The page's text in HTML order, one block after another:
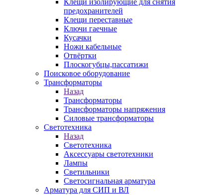
Клещи изолирующие для снятия
предохранителей
Клещи переставные
Ключи гаечные
Кусачки
Ножи кабельные
Отвёртки
Плоскогубцы,пассатижи
Поисковое оборудование
Трансформаторы
Назад
Трансформаторы
Трансформаторы напряжения
Силовые трансформаторы
Светотехника
Назад
Светотехника
Аксессуары светотехники
Лампы
Светильники
Светосигнальная арматура
Арматура для СИП и ВЛ